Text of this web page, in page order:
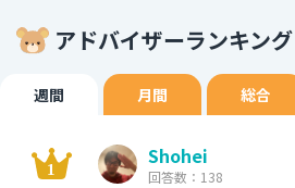
アドバイザーランキング
週間 月間 総合
Shohei
回答数：138